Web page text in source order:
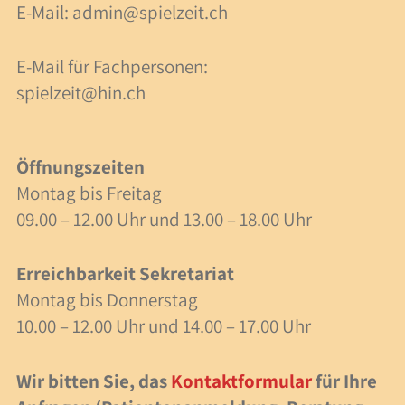
40 Jahre Spielzeit
Stellenangebote
Forschung
Anlässe
Meilensteine
Veranstaltungen
Veranstaltungen
Lesezeit
E-Mail: admin@spielzeit.ch
E-Mail für Fachpersonen:
spielzeit@hin.ch
Öffnungszeiten
Montag bis Freitag
09.00 – 12.00 Uhr und 13.00 – 18.00 Uhr
Erreichbarkeit Sekretariat
Montag bis Donnerstag
10.00 – 12.00 Uhr und 14.00 – 17.00 Uhr
Wir bitten Sie, dasKontaktformularfür Ihre